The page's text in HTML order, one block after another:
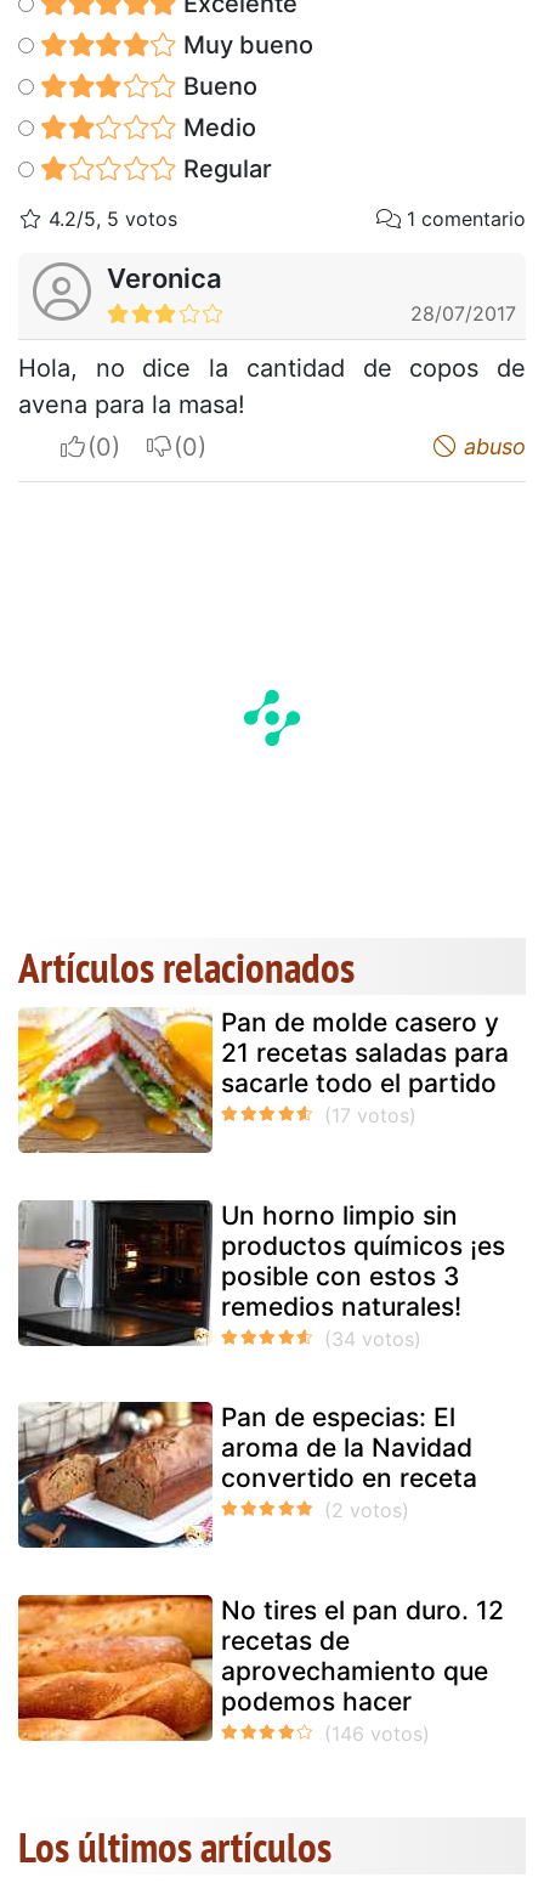
Muy bueno
Bueno
Medio
Regular
4.2/5, 5 votos 1 comentario
Veronica
28/07/2017
Hola, no dice la cantidad de copos de
avena para la masa!
I apreciateI do not appreciate abuso
Artículos relacionados
Pan de molde casero y
21 recetas saladas para
sacarle todo el partido
Un horno limpio sin
productos químicos ¡es
posible con estos 3
remedios naturales!
Pan de especias: El
aroma de la Navidad
convertido en receta
No tires el pan duro. 12
recetas de
aprovechamiento que
podemos hacer
Los últimos artículos